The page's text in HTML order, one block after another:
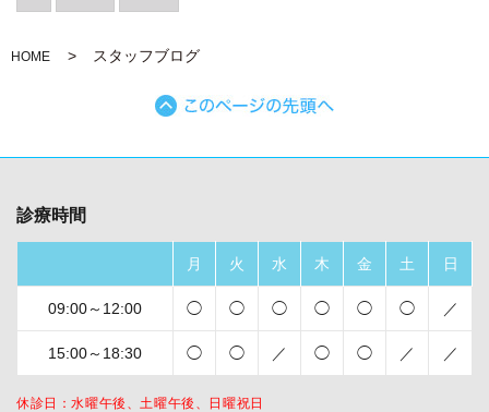
HOME スタッフブログ
診療時間
月 火 水 木 金 土 日
09:00～12:00 ◯ ◯ ◯ ◯ ◯ ◯ ／
15:00～18:30 ◯ ◯ ／ ◯ ◯ ／ ／
休診日：水曜午後、土曜午後、日曜祝日